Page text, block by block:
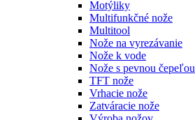
Motýliky
Multifunkčné nože
Multitool
Nože na vyrezávanie
Nože k vode
Nože s pevnou čepeľou
TFT nože
Vrhacie nože
Zatváracie nože